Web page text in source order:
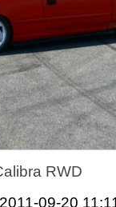
RWD
09-20